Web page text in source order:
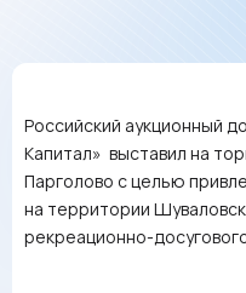
Российский аукционный
Капитал» выставил на
Парголово с целью
на территории
рекреационно-